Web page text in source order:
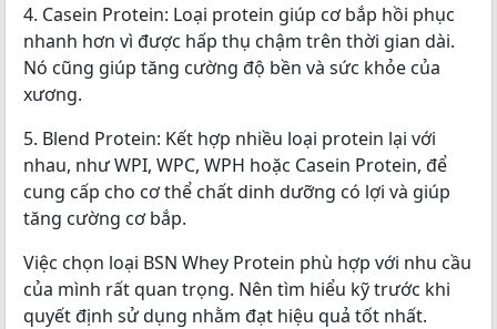
4. Casein Protein: Loại protein giúp cơ bắp hồi phục
nhanh hơn vì được hấp thụ chậm trên thời gian dài.
Nó cũng giúp tăng cường độ bền và sức khỏe của
xương.
5. Blend Protein: Kết hợp nhiều loại protein lại với
nhau, như WPI, WPC, WPH hoặc Casein Protein, để
cung cấp cho cơ thể chất dinh dưỡng có lợi và giúp
tăng cường cơ bắp.
Việc chọn loại BSN Whey Protein phù hợp với nhu cầu
của mình rất quan trọng. Nên tìm hiểu kỹ trước khi
quyết định sử dụng nhằm đạt hiệu quả tốt nhất.